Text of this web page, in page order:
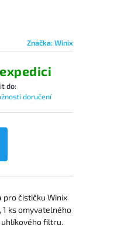
Značka:Winix
do:
doručení
čističku Winix
ks omyvatelného
uhlíkového filtru.